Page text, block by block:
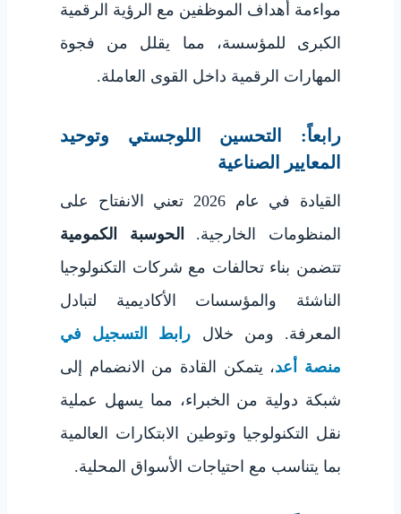
مواءمة أهداف الموظفين مع الرؤية الرقمية
الكبرى للمؤسسة، مما يقلل من فجوة
المهارات الرقمية داخل القوى العاملة.
رابعاً: التحسين اللوجستي وتوحيد
المعايير الصناعية
القيادة في عام 2026 تعني الانفتاح على
المنظومات الخارجية.
الحوسبة الكمومية
تتضمن بناء تحالفات مع شركات التكنولوجيا
الناشئة والمؤسسات الأكاديمية لتبادل
المعرفة. ومن خلال رابط التسجيل في
منصة أعد، يتمكن القادة من الانضمام إلى
شبكة دولية من الخبراء، مما يسهل عملية
نقل التكنولوجيا وتوطين الابتكارات العالمية
بما يتناسب مع احتياجات الأسواق المحلية.